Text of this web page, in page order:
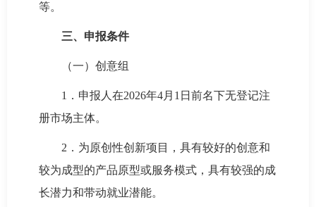
等。
三、申报条件
（一）创意组
1．申报人在2026年4月1日前名下无登记注
册市场主体。
2．为原创性创新项目，具有较好的创意和
较为成型的产品原型或服务模式，具有较强的成
长潜力和带动就业潜能。